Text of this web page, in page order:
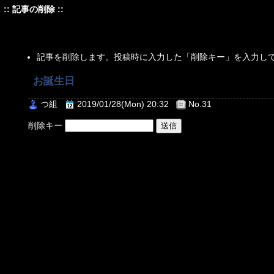
:: 記事の削除 ::
記事を削除します。投稿時に入力した「削除キー」を入力し
お誕生日
つ組 2019/01/28(Mon) 20:32 No.31
削除キー